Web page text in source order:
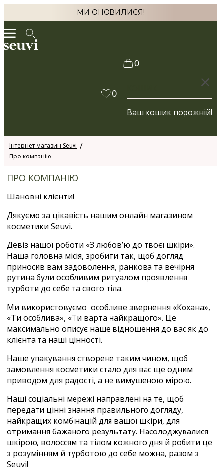
МИ ОНОВИЛИСЯ!
0
0
Ваш кошик порожній!
Інтернет-магазин Seuvi
Про компанію
ПРО КОМПАНІЮ
Шановні клієнти!
Дякуємо за цікавість нашим онлайн магазином
косметики Seuvi.
Девіз нашої роботи «З любов’ю до твоєї шкіри».
Наша головна місія, зробити так, щоб догляд
приносив вам задоволення, ранкова та вечірня
рутина були особливим ритуалом проявлення
турботи до себе та свого тіла.
Ми використовуємо особливе звернення «Кохана»,
«Ти особлива», «Ти варта найкращого». Це
максимально описує наше відношення до вас як до
клієнта та наші цінності.
Наше упакування створене таким чином, щоб
замовлення косметики стало для вас ще одним
приводом для радості, а не вимушеною мірою.
Наші соціальні мережі направлені на те, щоб
передати цінні знання правильного догляду,
найкращих комбінацій для вашої шкіри, для
отримання бажаного результату. Насолоджувалися
шкірою, волоссям та тілом кожного дня й робити це
з розумінням й турботою до себе можна, разом з
Seuvi!